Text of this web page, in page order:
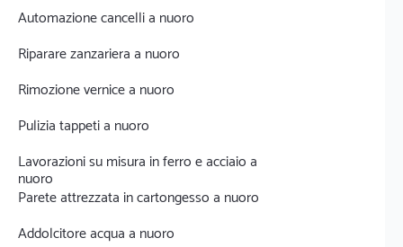
Automazione cancelli a nuoro
Riparare zanzariera a nuoro
Rimozione vernice a nuoro
Pulizia tappeti a nuoro
Lavorazioni su misura in ferro e acciaio a
nuoro
Parete attrezzata in cartongesso a nuoro
Addolcitore acqua a nuoro